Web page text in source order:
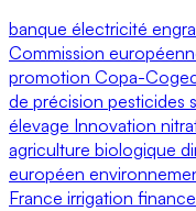
banque électricité
Commission
promotion Copa-
de précision pesticides
élevage Innovation
agriculture biologique
européen
France irrigation